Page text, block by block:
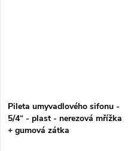
Pileta umyvadlového sifonu -
5/4“ - plast - nerezová mřížka
+ gumová zátka